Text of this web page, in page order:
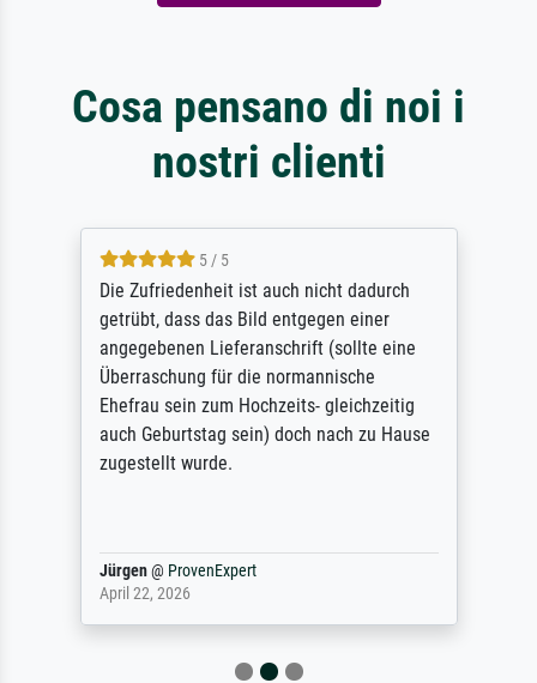
Cosa pensano di noi i
nostri clienti
5 / 5
Die Zufriedenheit ist auch nicht dadurch
getrübt, dass das Bild entgegen einer
angegebenen Lieferanschrift (sollte eine
Überraschung für die normannische
Ehefrau sein zum Hochzeits- gleichzeitig
auch Geburtstag sein) doch nach zu Hause
zugestellt wurde.
Jürgen@ ProvenExpert
April 22, 2026